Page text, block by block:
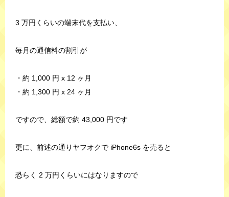
3 万円くらいの端末代を支払い、
毎月の通信料の割引が
・約 1,000 円 x 12 ヶ月
・約 1,300 円 x 24 ヶ月
ですので、総額で約 43,000 円です
更に、前述の通りヤフオクで iPhone6s を売ると
恐らく 2 万円くらいにはなりますので